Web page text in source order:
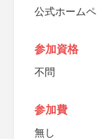
公式ホーム
参加資格
不問
参加費
無し